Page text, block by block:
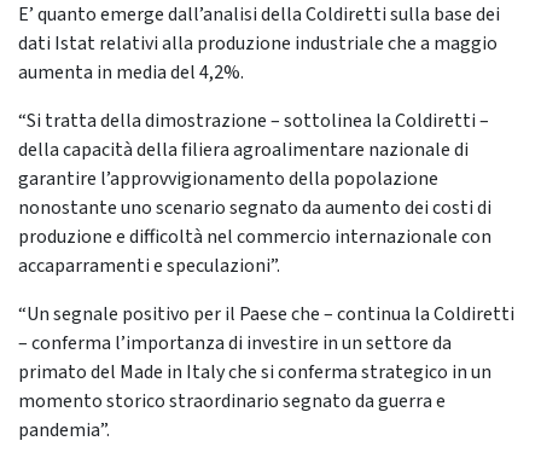
E’ quanto emerge dall’analisi della Coldiretti sulla base dei
dati Istat relativi alla produzione industriale che a maggio
aumenta in media del 4,2%.
“Si tratta della dimostrazione – sottolinea la Coldiretti –
della capacità della filiera agroalimentare nazionale di
garantire l’approvvigionamento della popolazione
nonostante uno scenario segnato da aumento dei costi di
produzione e difficoltà nel commercio internazionale con
accaparramenti e speculazioni”.
“Un segnale positivo per il Paese che – continua la Coldiretti
– conferma l’importanza di investire in un settore da
primato del Made in Italy che si conferma strategico in un
momento storico straordinario segnato da guerra e
pandemia”.